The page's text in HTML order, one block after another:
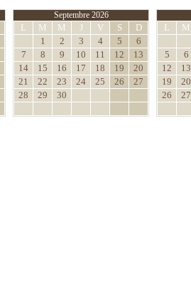
Septembre 2026
L M M J V S
D
1
2 3 4 5
6
7
8 9 10 11 12
13
14
15 16 17 18 19
20
21
22 23 24 25 26
27
28
29 30
L M
5
6
12
13
19
20
26
27